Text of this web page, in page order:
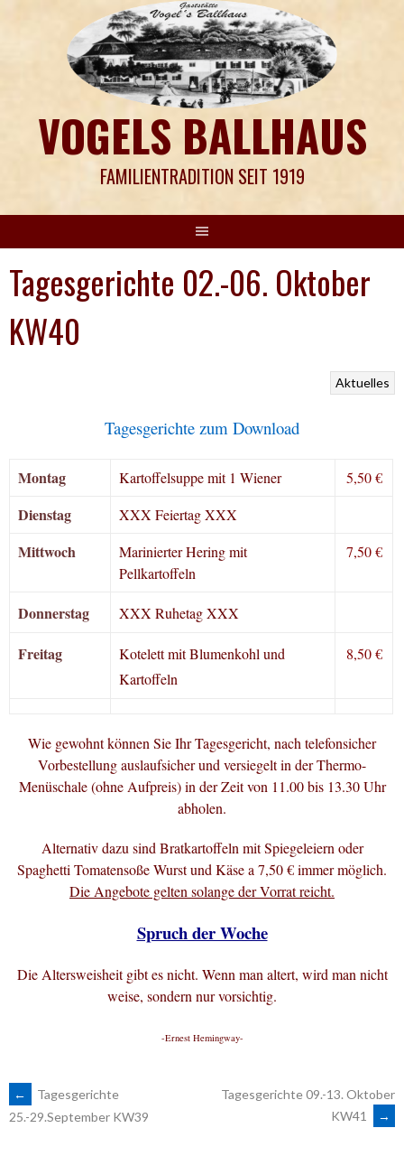
VOGELS BALLHAUS
FAMILIENTRADITION SEIT 1919
Tagesgerichte 02.-06. Oktober
KW40
Aktuelles
Tagesgerichte zum Download
Montag Kartoffelsuppe mit 1 Wiener 5,50 €
Dienstag XXX Feiertag XXX
Mittwoch
Marinierter Hering mit
Pellkartoffeln
7,50 €
Donnerstag XXX Ruhetag XXX
Freitag
Kotelett mit Blumenkohl und
Kartoffeln
8,50 €
Wie gewohnt können Sie Ihr Tagesgericht, nach telefonsicher
Vorbestellung auslaufsicher und versiegelt in der Thermo-
Menüschale (ohne Aufpreis) in der Zeit von 11.00 bis 13.30 Uhr
abholen.
Alternativ dazu sind Bratkartoffeln mit Spiegeleiern oder
Spaghetti Tomatensoße Wurst und Käse a 7,50 € immer möglich.
Die Angebote gelten solange der Vorrat reicht.
Spruch der Woche
Die Altersweisheit gibt es nicht. Wenn man altert, wird man nicht
weise, sondern nur vorsichtig.
-Ernest Hemingway-
ARTIKEL-
←
Tagesgerichte
25.-29.September KW39
Tagesgerichte 09.-13. Oktober
KW41
→